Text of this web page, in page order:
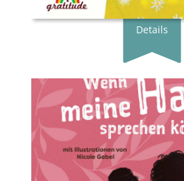
Details
Buchautor*in:Dayan Kodua
Illustrator*in:Nicole Gebel